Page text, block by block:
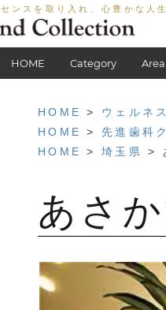
ンスを取り入れ、心豊かな人生
HOME Category Area
HOME > ウェルネ
HOME
> 先進歯科
HOME
> 埼玉県 >
あさ